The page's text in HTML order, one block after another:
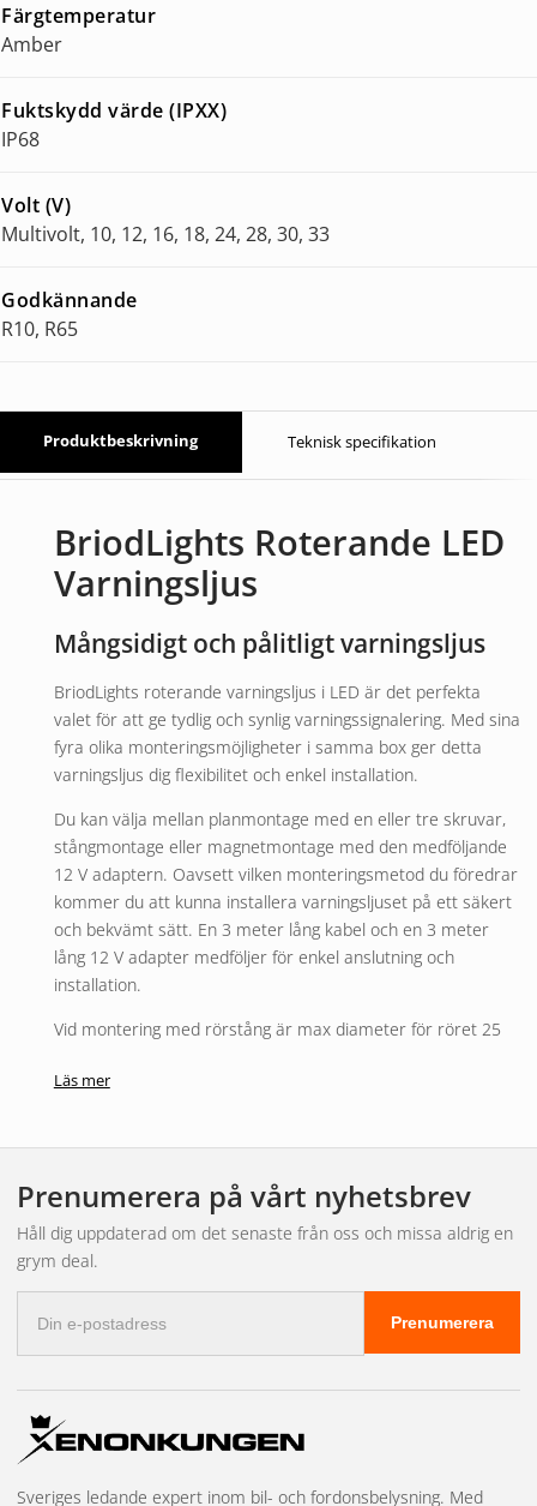
Färgtemperatur
Amber
Fuktskydd värde (IPXX)
IP68
Volt (V)
Multivolt, 10, 12, 16, 18, 24, 28, 30, 33
Godkännande
R10, R65
Produktbeskrivning Teknisk specifikation
BriodLights Roterande LED
Varningsljus
Mångsidigt och pålitligt varningsljus
BriodLights roterande varningsljus i LED är det perfekta
valet för att ge tydlig och synlig varningssignalering. Med sina
fyra olika monteringsmöjligheter i samma box ger detta
varningsljus dig flexibilitet och enkel installation.
Du kan välja mellan planmontage med en eller tre skruvar,
stångmontage eller magnetmontage med den medföljande
12 V adaptern. Oavsett vilken monteringsmetod du föredrar
kommer du att kunna installera varningsljuset på ett säkert
och bekvämt sätt. En 3 meter lång kabel och en 3 meter
lång 12 V adapter medföljer för enkel anslutning och
installation.
Vid montering med rörstång är max diameter för röret 25
kan enkelt köpas separat.
varningssignalen efter dina behov och preferenser. Du kan
välja det blixtmönster som ger bästa synlighet och
varningseffekt i olika situationer och miljöer.
garanterar att det uppfyller höga säkerhetsstandarder och
är godkänt för användning i professionella och krävande
Produktspecifikationer
Läs mer
Prenumerera på vårt nyhetsbrev
Håll dig uppdaterad om det senaste från oss och missa aldrig en
grym deal.
postadress
Prenumerera
Sveriges ledande expert inom bil- och fordonsbelysning. Med